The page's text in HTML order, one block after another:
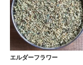
エルダーフラワー